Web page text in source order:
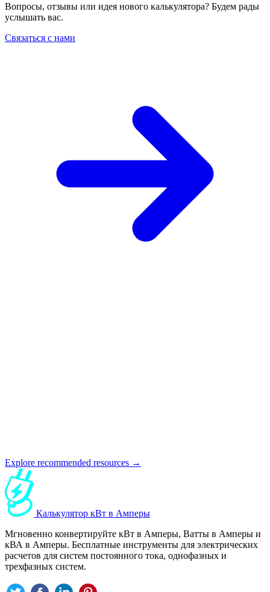
Вопросы, отзывы или идея нового калькулятора? Будем рады
услышать вас.
Связаться с нами
Explore recommended resources →
Калькулятор кВт в Амперы
Мгновенно конвертируйте кВт в Амперы, Ватты в Амперы и
кВА в Амперы. Бесплатные инструменты для электрических
расчетов для систем постоянного тока, однофазных и
трехфазных систем.